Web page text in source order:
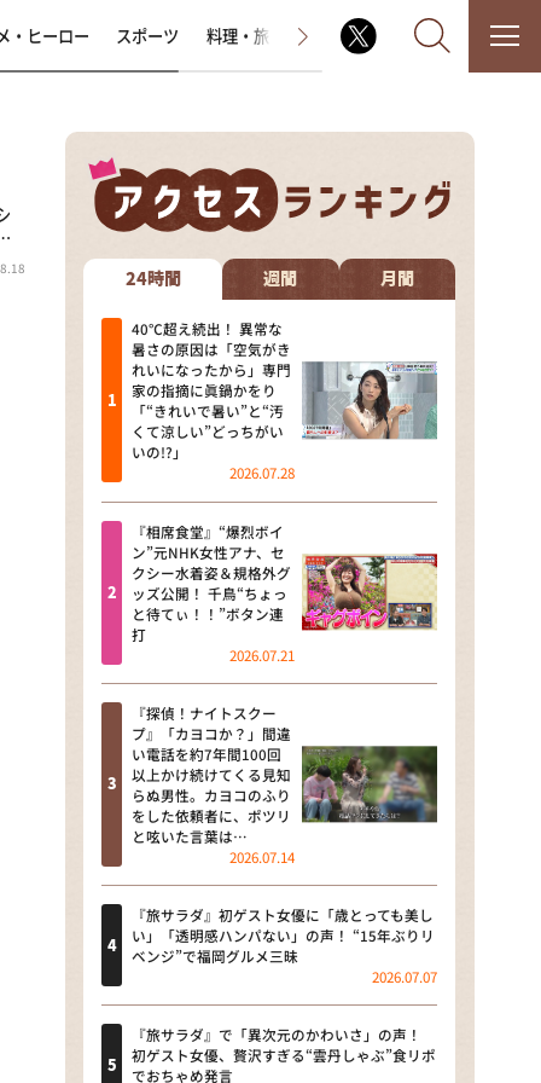
なるみ・岡村の過ぎるTV
相席食堂
これ余談なんですけど・・・
～人生密着トークバラエティ！
～ やすとものいたって真剣です
探偵！ナイトスクープ
news おかえり
河合＆A.B.C-Z塚田×福井アナ
「なんでやねん！？」（news お
かえり）
DAIGOも台所 ～きょうの献立 何
にする？～
本日はダイアンなり！シーズン２
朝だ！生です旅サラダ
教えて！ニュースライブ 正義の
ミカタ
ＬＩＦＥ～夢のカタチ～
新婚さんいらっしゃい！
ザキ山小屋本館
・ヒーロー スポーツ 料理・旅 ラジオ番組 その他
24時間 週間 月間
40℃超え続出！ 異常な
暑さの原因は「空気がき
れいになったから」専門
家の指摘に眞鍋かをり
「“きれいで暑い”と“汚
くて涼しい”どっちがい
いの!?」
2026.07.28
『相席食堂』“爆烈ボイ
ン”元NHK女性アナ、セ
クシー水着姿＆規格外グ
ッズ公開！ 千鳥“ちょっ
と待てぃ！！”ボタン連
打
2026.07.21
『探偵！ナイトスクー
プ』「カヨコか？」間違
い電話を約7年間100回
以上かけ続けてくる見知
らぬ男性。カヨコのふり
をした依頼者に、ポツリ
と呟いた言葉は…
2026.07.14
『旅サラダ』初ゲスト女優に「歳とっても美し
い」「透明感ハンパない」の声！ “15年ぶりリ
ベンジ”で福岡グルメ三昧
2026.07.07
『旅サラダ』で「異次元のかわいさ」の声！
初ゲスト女優、贅沢すぎる“雲丹しゃぶ”食リポ
でおちゃめ発言